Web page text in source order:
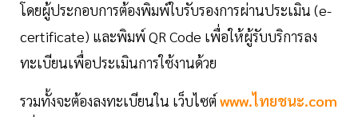
โดยผู้ประกอบการต้องพิมพ์ใบรับรองการผ่านประเมิน (e-
certificate) และพิมพ์ QR Code เพื่อให้ผู้รับบริการลง
ทะเบียนเพื่อประเมินการใช้งานด้วย
รวมทั้งจะต้องลงทะเบียนใน เว็บไซต์ www.ไทยชนะ.com